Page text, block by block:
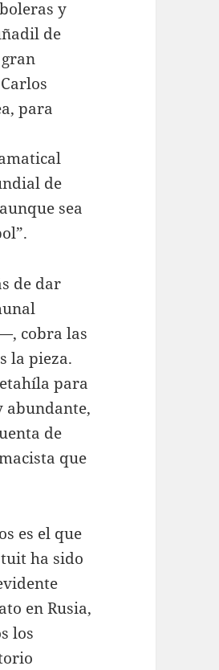
y
de
para
de
sea
de dar
cobra las
la pieza.
para
abundante,
de
que
es el que
ha sido
en Rusia,
los